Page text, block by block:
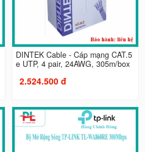
DINTEK Cable - Cáp mạng CAT.5
e UTP, 4 pair, 24AWG, 305m/box
2.524.500 đ